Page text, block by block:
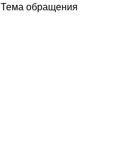
Тема обращения